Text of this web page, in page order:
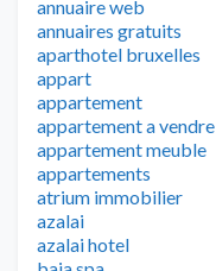
annuaire web
annuaires gratuits
aparthotel bruxelles
appart
appartement
appartement a vendre
appartement meuble
appartements
atrium immobilier
azalai
azalai hotel